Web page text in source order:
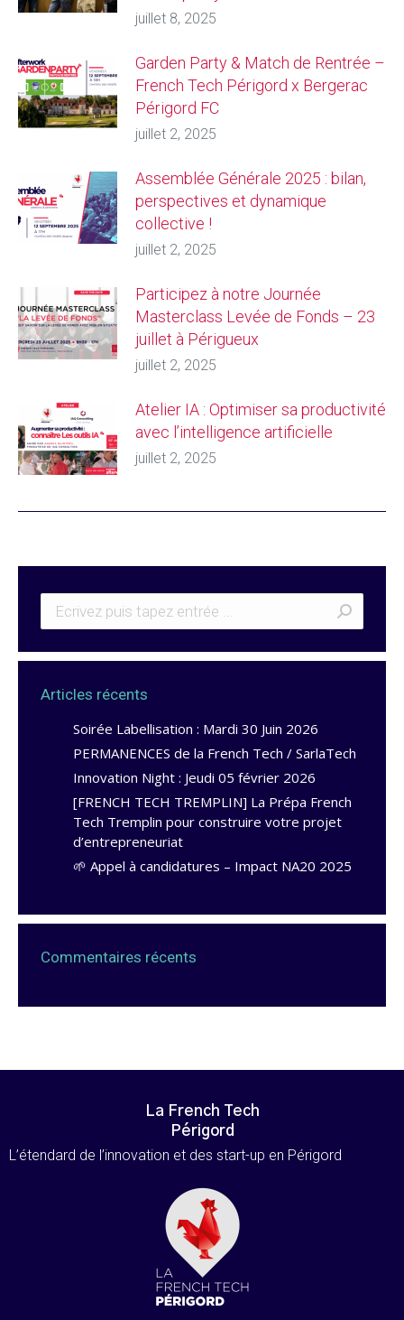
juillet 8, 2025
Garden Party & Match de Rentrée –
French Tech Périgord x Bergerac
Périgord FC
juillet 2, 2025
Assemblée Générale 2025 : bilan,
perspectives et dynamique
collective !
juillet 2, 2025
Participez à notre Journée
Masterclass Levée de Fonds – 23
juillet à Périgueux
juillet 2, 2025
Atelier IA : Optimiser sa productivité
avec l’intelligence artificielle
juillet 2, 2025
Articles récents
Soirée Labellisation : Mardi 30 Juin 2026
PERMANENCES de la French Tech / SarlaTech
Innovation Night : Jeudi 05 février 2026
[FRENCH TECH TREMPLIN] La Prépa French
Tech Tremplin pour construire votre projet
d’entrepreneuriat
🌱 Appel à candidatures – Impact NA20 2025
Commentaires récents
La French Tech
Périgord
L’étendard de l’innovation et des start-up en Périgord